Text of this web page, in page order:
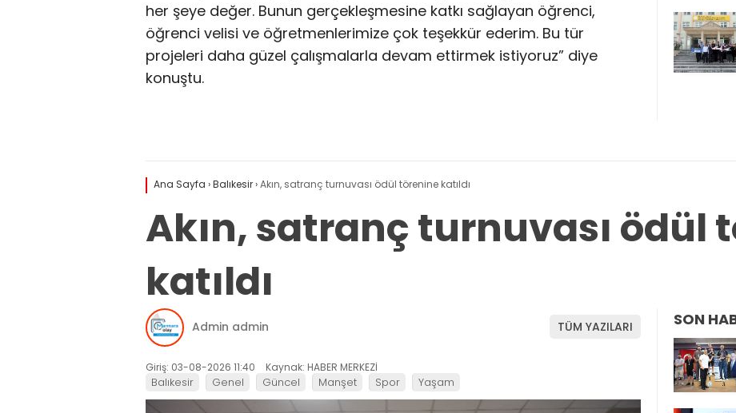
her şeye değer. Bunun gerçekleşmesine katkı sağlayan öğrenci,
öğrenci velisi ve öğretmenlerimize çok teşekkür ederim. Bu tür
projeleri daha güzel çalışmalarla devam ettirmek istiyoruz” diye
konuştu.
Ana Sayfa ›Balıkesir›Akın, satranç turnuvası ödül törenine katıldı
Akın, satranç turnuvası ödül
katıldı
Admin admin TÜM YAZILARI
Giriş: 03-08-2026 11:40 Kaynak: HABER MERKEZİ
Balıkesir Genel Güncel Manşet Spor Yaşam
SON